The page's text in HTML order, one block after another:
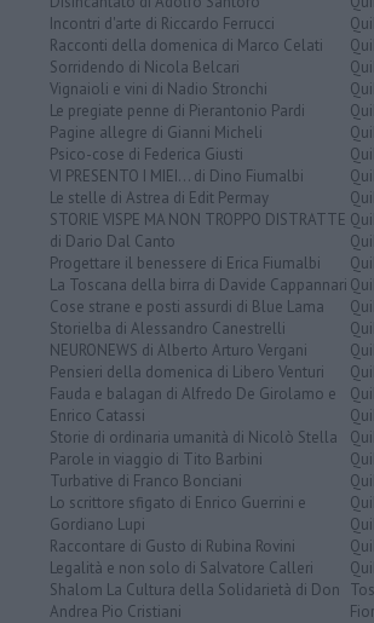
Incontri d'arte di Riccardo Ferrucci
Racconti della domenica di Marco Celati
Sorridendo di Nicola Belcari
Vignaioli e vini di Nadio Stronchi
Le pregiate penne di Pierantonio Pardi
Pagine allegre di Gianni Micheli
Psico-cose di Federica Giusti
VI PRESENTO I MIEI... di Dino Fiumalbi
Le stelle di Astrea di Edit Permay
STORIE VISPE MA NON TROPPO DISTRATTE
di Dario Dal Canto
Progettare il benessere di Erica Fiumalbi
La Toscana della birra di Davide Cappannari
Cose strane e posti assurdi di Blue Lama
Storielba di Alessandro Canestrelli
NEURONEWS di Alberto Arturo Vergani
Pensieri della domenica di Libero Venturi
Fauda e balagan di Alfredo De Girolamo e
Enrico Catassi
Storie di ordinaria umanità di Nicolò Stella
Parole in viaggio di Tito Barbini
Turbative di Franco Bonciani
Lo scrittore sfigato di Enrico Guerrini e
Gordiano Lupi
Raccontare di Gusto di Rubina Rovini
Legalità e non solo di Salvatore Calleri
Shalom La Cultura della Solidarietà di Don
Andrea Pio Cristiani